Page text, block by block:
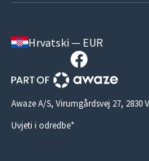
Hrvatski — EUR
Awaze A/S, Virumgårdsvej 27, 2830
Uvjeti i odredbe*